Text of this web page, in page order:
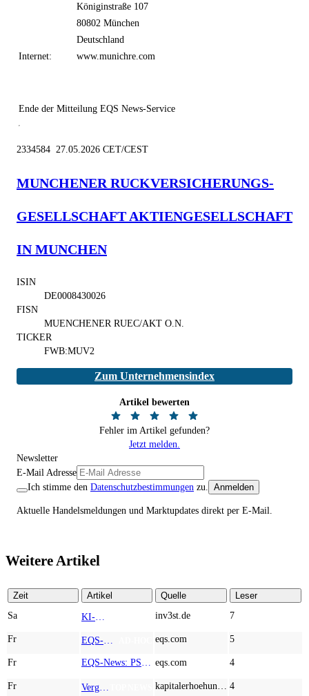
Königinstraße 107
80802 München
Deutschland
Internet:
www.munichre.com
Ende der Mitteilung EQS News-Service
2334584 27.05.2026 CET/CEST
MUNCHENER RUCKVERSICHERUNGS-
GESELLSCHAFT AKTIENGESELLSCHAFT
IN MUNCHEN
ISIN
DE0008430026
FISN
MUENCHENER RUEC/AKT O.N.
TICKER
FWB:MUV2
Zum Unternehmensindex
Artikel bewerten
Fehler im Artikel gefunden?
Jetzt melden.
Newsletter
E-Mail Adresse
Ich stimme den Datenschutzbestimmungen zu. Anmelden
Aktuelle Handelsmeldungen und Marktupdates direkt per E-Mail.
Weitere Artikel
Zeit Artikel Quelle
Leser
Sa
inv3st.de 7
Fr eqs.com 5
Fr eqs.com 4
Fr 4